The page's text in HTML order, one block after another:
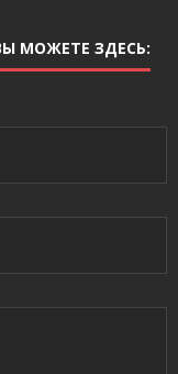
МОЖЕТЕ ЗДЕСЬ: